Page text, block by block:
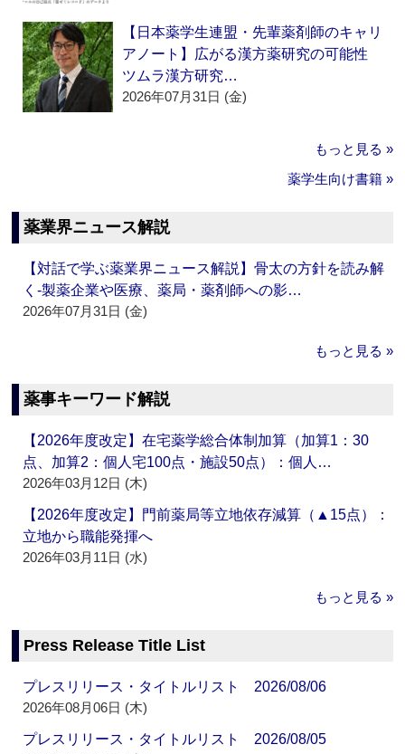
【日本薬学生連盟・先輩薬剤師のキャリ
アノート】広がる漢方薬研究の可能性
ツムラ漢方研究…
2026年07月31日 (金)
もっと見る »
薬学生向け書籍 »
薬業界ニュース解説
【対話で学ぶ薬業界ニュース解説】骨太の方針を読み解
く‐製薬企業や医療、薬局・薬剤師への影…
2026年07月31日 (金)
もっと見る »
薬事キーワード解説
【2026年度改定】在宅薬学総合体制加算（加算1：30
点、加算2：個人宅100点・施設50点）：個人…
2026年03月12日 (木)
【2026年度改定】門前薬局等立地依存減算（▲15点）：
立地から職能発揮へ
2026年03月11日 (水)
もっと見る »
Press Release Title List
プレスリリース・タイトルリスト 2026/08/06
2026年08月06日 (木)
プレスリリース・タイトルリスト 2026/08/05